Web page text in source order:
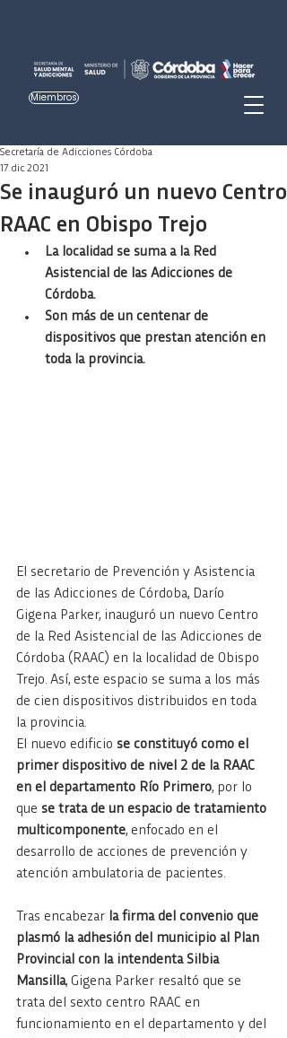
Miembros
Se inauguró un nuevo Centro
RAAC en Obispo Trejo
Secretaría de Adicciones Córdoba
17 dic 2021
La localidad se suma a la Red
Asistencial de las Adicciones de
Córdoba.
Son más de un centenar de
dispositivos que prestan atención en
toda la provincia.
El secretario de Prevención y Asistencia
de las Adicciones de Córdoba, Darío
Gigena Parker, inauguró un nuevo Centro
de la Red Asistencial de las Adicciones de
Córdoba (RAAC) en la localidad de Obispo
Trejo. Así, este espacio se suma a los más
de cien dispositivos distribuidos en toda
la provincia.
El nuevo edificio se constituyó como el
primer dispositivo de nivel 2 de la RAAC
en el departamento Río Primero, por lo
que se trata de un espacio de tratamiento
multicomponente, enfocado en el
desarrollo de acciones de prevención y
atención ambulatoria de pacientes.
Tras encabezar la firma del convenio que
plasmó la adhesión del municipio al Plan
Provincial con la intendenta Silbia
Mansilla, Gigena Parker resaltó que se
trata del sexto centro RAAC en
funcionamiento en el departamento y del